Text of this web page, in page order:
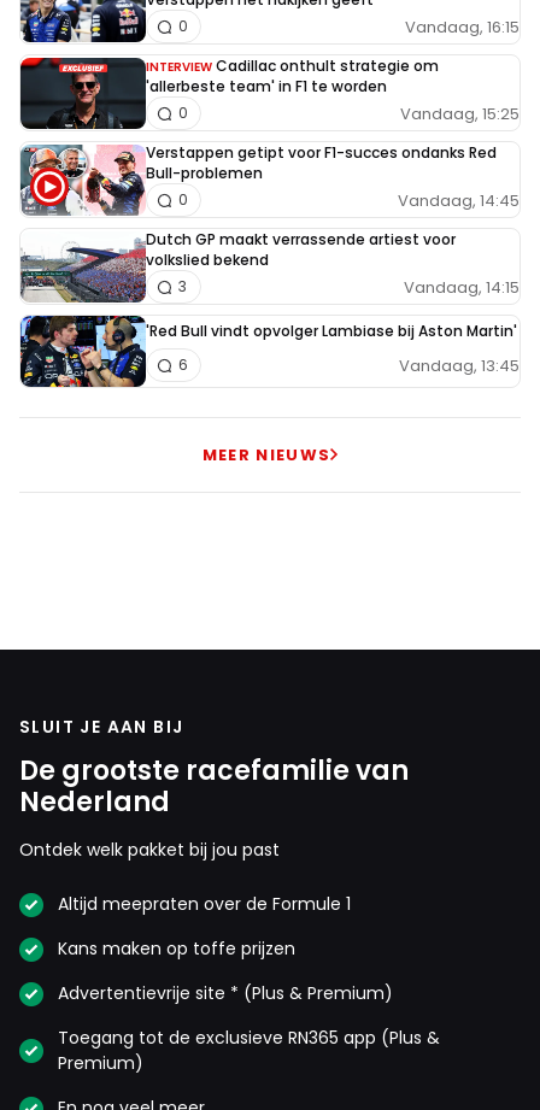
Vandaag, 16:15
0
INTERVIEW Cadillac onthult strategie om
'allerbeste team' in F1 te worden
Vandaag, 15:25
0
Verstappen getipt voor F1-succes ondanks Red
Bull-problemen
Vandaag, 14:45
0
Dutch GP maakt verrassende artiest voor
volkslied bekend
Vandaag, 14:15
3
'Red Bull vindt opvolger Lambiase bij Aston Martin'
Vandaag, 13:45
6
MEER NIEUWS
SLUIT JE AAN BIJ
De grootste racefamilie van
Nederland
Ontdek welk pakket bij jou past
Altijd meepraten over de Formule 1
Kans maken op toffe prijzen
Advertentievrije site * (Plus & Premium)
Toegang tot de exclusieve RN365 app (Plus &
Premium)